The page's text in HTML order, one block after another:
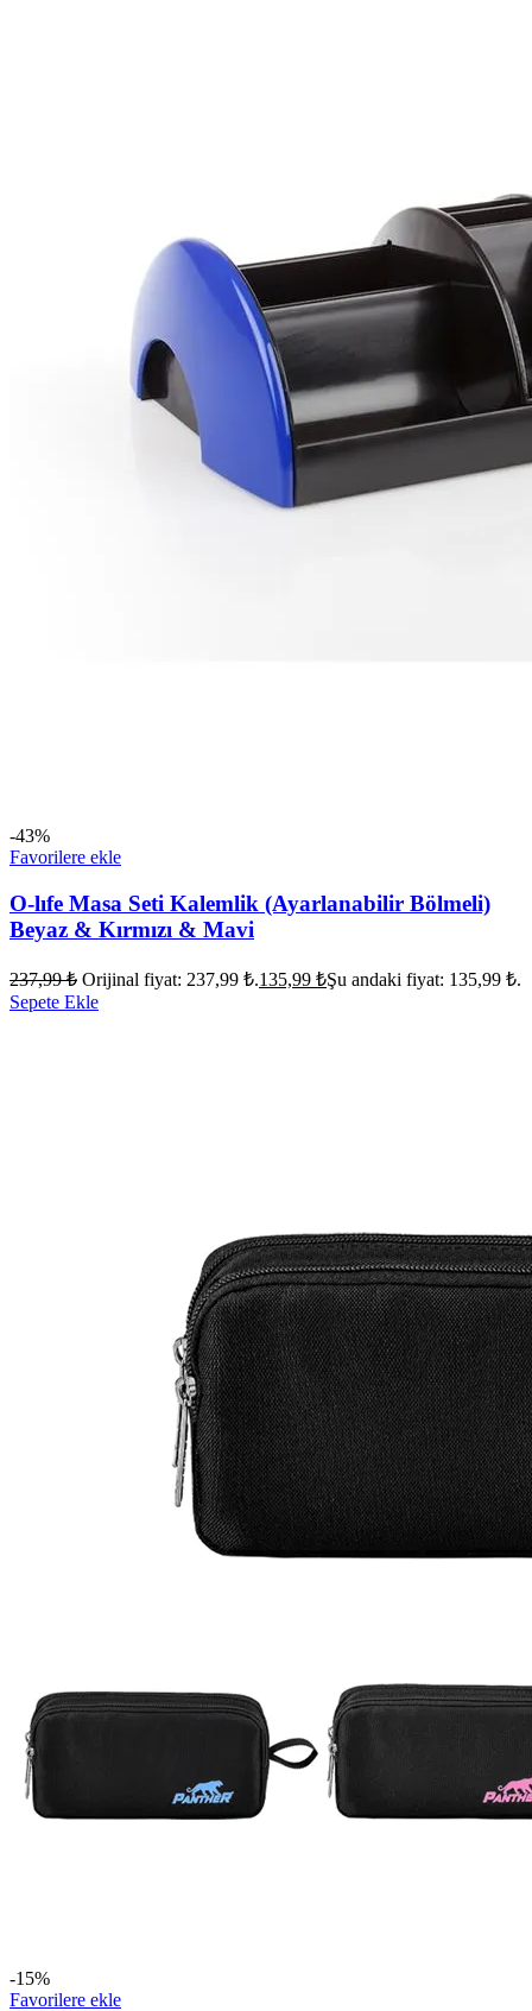
-43%
Favorilere ekle
O-lıfe Masa Seti Kalemlik (Ayarlanabilir Bölmeli)
Beyaz & Kırmızı & Mavi
237,99₺ Orijinal fiyat: 237,99 ₺.135,99 ₺Şu andaki fiyat: 135,99 ₺.
Sepete Ekle
-15%
Favorilere ekle